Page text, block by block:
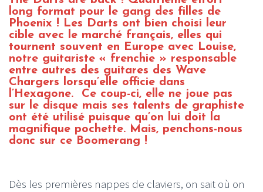
long format pour le gang des filles de
Phoenix ! Les Darts ont bien choisi leur
cible avec le marché français, elles qui
tournent souvent en Europe avec Louise,
notre guitariste « frenchie » responsable
entre autres des guitares des Wave
Chargers lorsqu’elle officie dans
l’Hexagone. Ce coup-ci, elle ne joue pas
sur le disque mais ses talents de graphiste
ont été utilisé puisque qu’on lui doit la
magnifique pochette. Mais, penchons-nous
donc sur ce Boomerang !
Dès les premières nappes de claviers, on sait où on